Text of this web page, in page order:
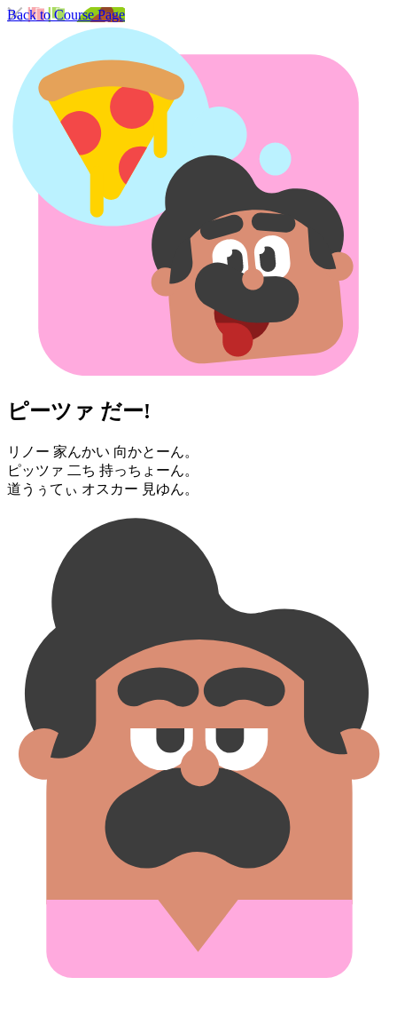
Back to Course Page
ピーツァ だー!
リノー 家⁠んかい 向かとーん。
ピッツァ 二⁠ち 持っちょーん。
道⁠うぅてぃ オスカー 見ゆん。